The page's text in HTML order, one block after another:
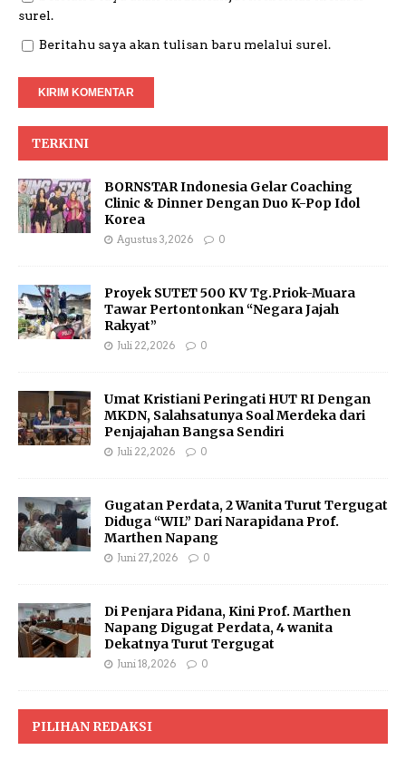
surel.
Beritahu saya akan tulisan baru melalui surel.
TERKINI
BORNSTAR Indonesia Gelar Coaching
Clinic & Dinner Dengan Duo K-Pop Idol
Korea
Agustus 3, 2026 0
Proyek SUTET 500 KV Tg.Priok-Muara
Tawar Pertontonkan “Negara Jajah
Rakyat”
Juli 22, 2026 0
Umat Kristiani Peringati HUT RI Dengan
MKDN, Salahsatunya Soal Merdeka dari
Penjajahan Bangsa Sendiri
Juli 22, 2026 0
Gugatan Perdata, 2 Wanita Turut Tergugat
Diduga “WIL” Dari Narapidana Prof.
Marthen Napang
Juni 27, 2026 0
Di Penjara Pidana, Kini Prof. Marthen
Napang Digugat Perdata, 4 wanita
Dekatnya Turut Tergugat
Juni 18, 2026 0
PILIHAN REDAKSI